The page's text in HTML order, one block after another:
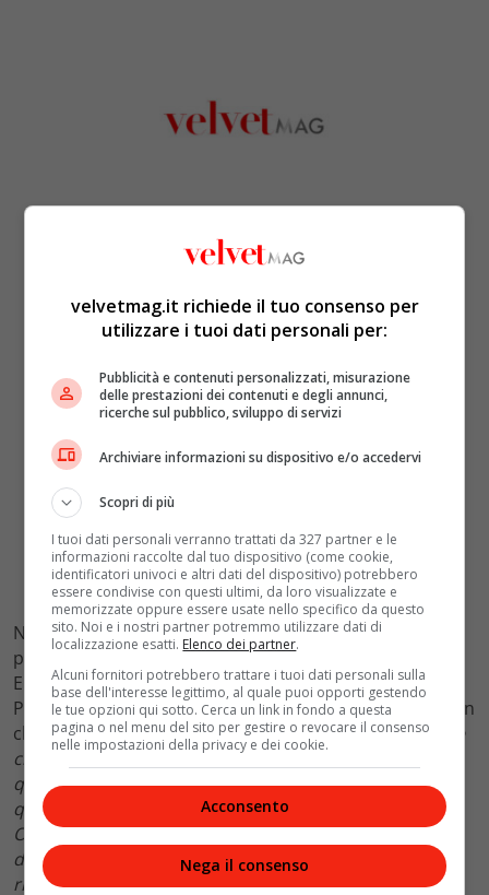
Nell’ultima puntata diBridgerton , Colin ha deciso di
partire dopo lo scandalo che ha coinvolto
Eppure, mentre era via, ha coltivato il rapporto con
Penelope inviandole dellelettere. Ed è proprio con Colin
che emerge la vera essenza di Penelope. “ Stranamente
credo che la sua vera essenza esce fuori proprio
quando è con Colin. C’è una sensazione di benessere
quando è con lui ed è un’anima così genuina.
Ovviamente adora Eloise, ma con Colin è un altro
discorso. Attraverso quelle lettere ha avuto modo di
rivelarsi di più“, ha precisato Nicola Coughlan.
velvetmag.it richiede il tuo consenso per
utilizzare i tuoi dati personali per:
Pubblicità e contenuti personalizzati, misurazione
delle prestazioni dei contenuti e degli annunci,
ricerche sul pubblico, sviluppo di servizi
Archiviare informazioni su dispositivo e/o accedervi
Scopri di più
I tuoi dati personali verranno trattati da 327 partner e le
informazioni raccolte dal tuo dispositivo (come cookie,
identificatori univoci e altri dati del dispositivo) potrebbero
essere condivise con questi ultimi, da loro visualizzate e
memorizzate oppure essere usate nello specifico da questo
sito. Noi e i nostri partner potremmo utilizzare dati di
localizzazione esatti. Elenco dei partner.
Alcuni fornitori potrebbero trattare i tuoi dati personali sulla
base dell'interesse legittimo, al quale puoi opporti gestendo
le tue opzioni qui sotto. Cerca un link in fondo a questa
pagina o nel menu del sito per gestire o revocare il consenso
nelle impostazioni della privacy e dei cookie.
Acconsento
Nega il consenso